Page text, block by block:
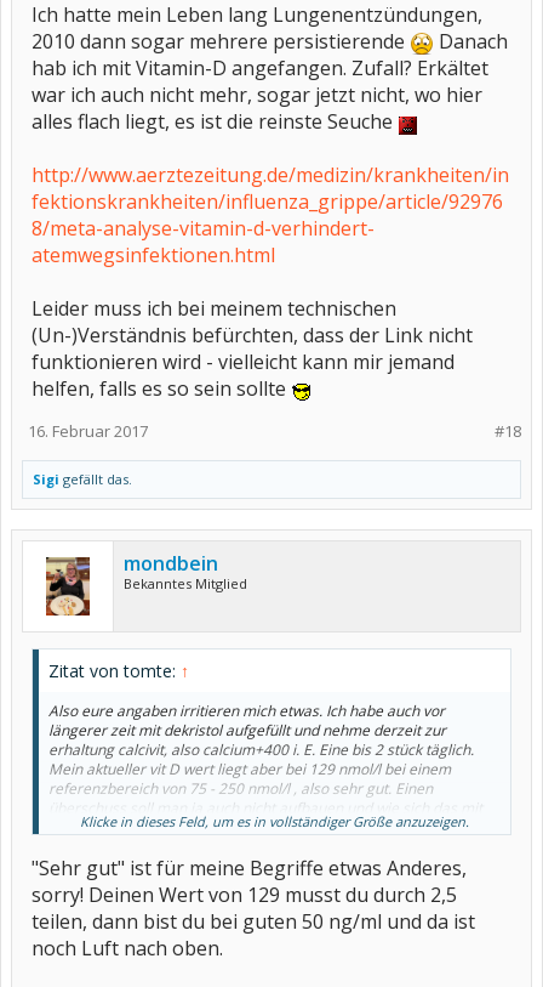
Ich hatte mein Leben lang Lungenentzündungen,
2010 dann sogar mehrere persistierende
Danach
hab ich mit Vitamin-D angefangen. Zufall? Erkältet
war ich auch nicht mehr, sogar jetzt nicht, wo hier
alles flach liegt, es ist die reinste Seuche
http://www.aerztezeitung.de/medizin/krankheiten/in
fektionskrankheiten/influenza_grippe/article/92976
8/meta-analyse-vitamin-d-verhindert-
atemwegsinfektionen.html
Leider muss ich bei meinem technischen
(Un-)Verständnis befürchten, dass der Link nicht
funktionieren wird - vielleicht kann mir jemand
helfen, falls es so sein sollte
#18
16. Februar 2017
Sigi gefällt das.
mondbein
Bekanntes Mitglied
Zitat von tomte: ↑
Also eure angaben irritieren mich etwas. Ich habe auch vor
längerer zeit mit dekristol aufgefüllt und nehme derzeit zur
erhaltung calcivit, also calcium+400 i. E. Eine bis 2 stück täglich.
Mein aktueller vit D wert liegt aber bei 129 nmol/l bei einem
referenzbereich von 75 - 250 nmol/l , also sehr gut. Einen
überschuss soll man ja auch nicht aufbauen und wie sich das mit
dem notwendigen vit k verhält, habe ich momentan nicht im kopf.
müsste ich ja dann umrechnen können?
Klicke in dieses Feld, um es in vollständiger Größe anzuzeigen.
"Sehr gut" ist für meine Begriffe etwas Anderes,
sorry! Deinen Wert von 129 musst du durch 2,5
teilen, dann bist du bei guten 50 ng/ml und da ist
noch Luft nach oben.